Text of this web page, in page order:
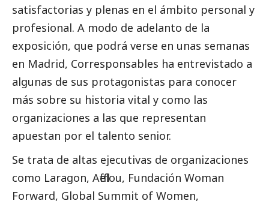
satisfactorias y plenas en el ámbito personal y
profesional. A modo de adelanto de la
exposición, que podrá verse en unas semanas
en Madrid, Corresponsables ha entrevistado a
algunas de sus protagonistas para conocer
más sobre su historia vital y como las
organizaciones a las que representan
apuestan por el talento senior.
Se trata de altas ejecutivas de organizaciones
como Laragon, Afflelou, Fundación Woman
Forward, Global Summit of Women,